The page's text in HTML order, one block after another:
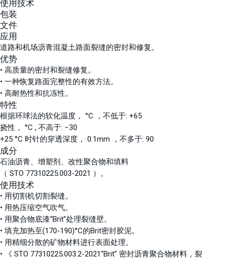
使用技术
包装
文件
应用
道路和机场沥青混凝土路面裂缝的密封和修复。
优势
• 高质量的密封和裂缝修复。
• 一种恢复路面完整性的有效方法。
• 高耐热性和抗冻性。
特性
根据环球法的软化温度， °С ，不低于: +65
挠性， °С , 不高于: −30
+25 °C 时针的穿透深度， 0.1mm ，不多于: 90
成分
石油沥青、增塑剂、改性聚合物和填料
（ STO 77310225.003-2021 ）。
使用技术
• 用切割机切割裂缝。
• 用热压缩空气吹气。
• 用聚合物底漆“Brit”处理裂缝壁。
• 填充加热至(170-190)°C的Brit密封胶泥。
• 用精细分散的矿物材料进行表面处理。
• 《 STO 77310225.003.2-2021“Brit” 密封沥青聚合物材料，裂